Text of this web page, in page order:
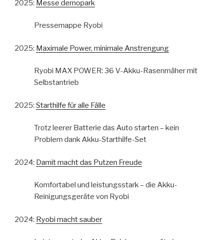
2025: Messe demopark
Pressemappe Ryobi
2025: Maximale Power, minimale Anstrengung
Ryobi MAX POWER: 36 V-Akku-Rasenmäher mit
Selbstantrieb
2025: Starthilfe für alle Fälle
Trotz leerer Batterie das Auto starten – kein
Problem dank Akku-Starthilfe-Set
2024: Damit macht das Putzen Freude
Komfortabel und leistungsstark – die Akku-
Reinigungsgeräte von Ryobi
2024: Ryobi macht sauber